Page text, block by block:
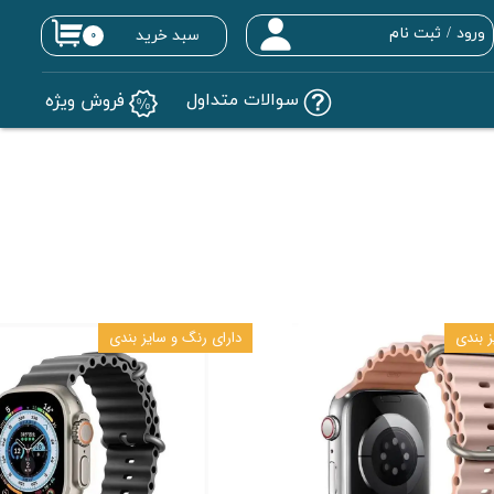
ورود / ثبت نام ۰ سبد خرید
سوالات متداول فروش ویژه
بندی دارای رنگ و سایز بندی